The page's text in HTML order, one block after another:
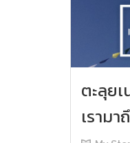
ตะลุย
เรามา